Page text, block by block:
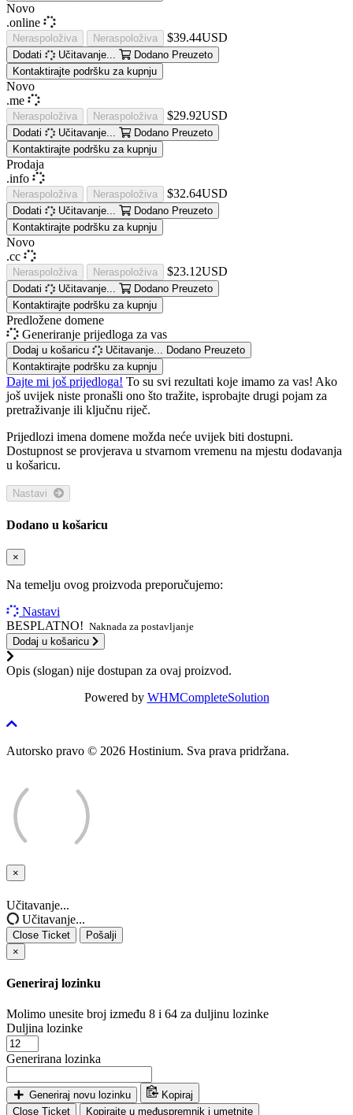
Novo
.online
Neraspoloživa Neraspoloživa $39.44USD
Dodati Učitavanje... Dodano Preuzeto
Kontaktirajte podršku za kupnju
Novo
.me
Neraspoloživa Neraspoloživa $29.92USD
Dodati Učitavanje... Dodano Preuzeto
Kontaktirajte podršku za kupnju
Prodaja
.info
Neraspoloživa Neraspoloživa $32.64USD
Dodati Učitavanje... Dodano Preuzeto
Kontaktirajte podršku za kupnju
Novo
.cc
Neraspoloživa Neraspoloživa $23.12USD
Dodati Učitavanje... Dodano Preuzeto
Kontaktirajte podršku za kupnju
Predložene domene
Generiranje prijedloga za vas
Dodaj u košaricu Učitavanje... Dodano Preuzeto
Kontaktirajte podršku za kupnju
Dajte mi još prijedloga! To su svi rezultati koje imamo za vas! Ako
još uvijek niste pronašli ono što tražite, isprobajte drugi pojam za
pretraživanje ili ključnu riječ.
Prijedlozi imena domene možda neće uvijek biti dostupni.
Dostupnost se provjerava u stvarnom vremenu na mjestu dodavanja
u košaricu.
Dodano u košaricu
×
Na temelju ovog proizvoda preporučujemo:
Nastavi
BESPLATNO! Naknada za postavljanje
Dodaj u košaricu
Opis (slogan) nije dostupan za ovaj proizvod.
Powered by WHMCompleteSolution
Autorsko pravo © 2026 Hostinium. Sva prava pridržana.
×
Close
Učitavanje...
Učitavanje...
Close Ticket
Pošalji
×
Generiraj lozinku
Molimo unesite broj između 8 i 64 za duljinu lozinke
Duljina lozinke
Generirana lozinka
Generiraj novu lozinku
Kopiraj
Close Ticket
Kopirajte u međuspremnik i umetnite